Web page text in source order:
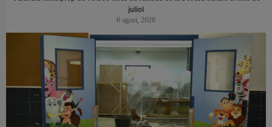
juliol
6 agost, 2026